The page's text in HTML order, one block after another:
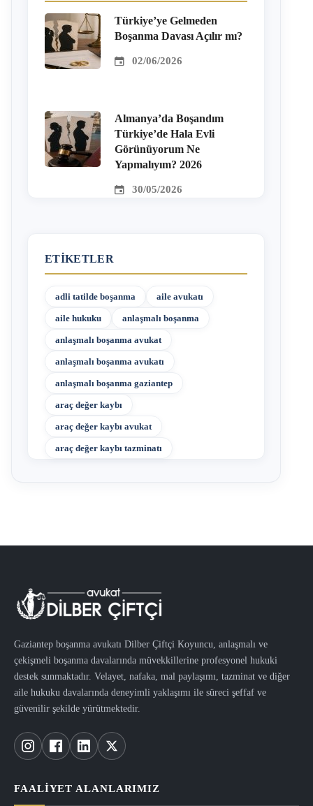
Türkiye’ye Gelmeden
Boşanma Davası Açılır mı?
02/06/2026
Almanya’da Boşandım
Türkiye’de Hala Evli
Görünüyorum Ne
Yapmalıyım? 2026
30/05/2026
ETIKETLER
adli tatilde boşanma aile avukatı
aile hukuku anlaşmalı boşanma
anlaşmalı boşanma avukat
anlaşmalı boşanma avukatı
anlaşmalı boşanma gaziantep
araç değer kaybı
araç değer kaybı avukat
araç değer kaybı tazminatı
Gaziantep boşanma avukatı Dilber Çiftçi Koyuncu, anlaşmalı ve
çekişmeli boşanma davalarında müvekkillerine profesyonel hukuki
destek sunmaktadır. Velayet, nafaka, mal paylaşımı, tazminat ve diğer
aile hukuku davalarında deneyimli yaklaşımı ile süreci şeffaf ve
güvenilir şekilde yürütmektedir.
FAALIYET ALANLARIMIZ